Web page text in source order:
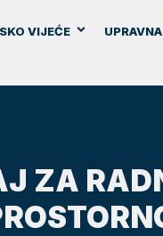
VIJEĆE
ZA